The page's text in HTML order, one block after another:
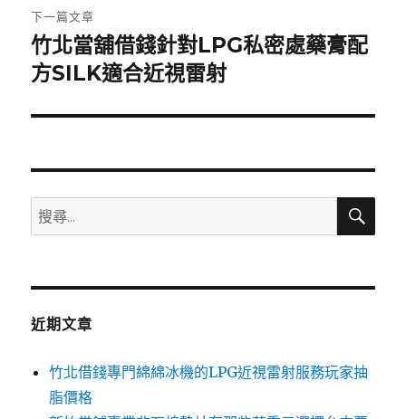
章:
下一篇文章
下
一
文
竹北當舖借錢針對LPG私密處藥膏配
方SILK適合近視雷射
搜
尋
鍵
搜
近期文章
竹北借錢專門綿綿冰機的LPG近視雷射服務玩家抽
脂價格